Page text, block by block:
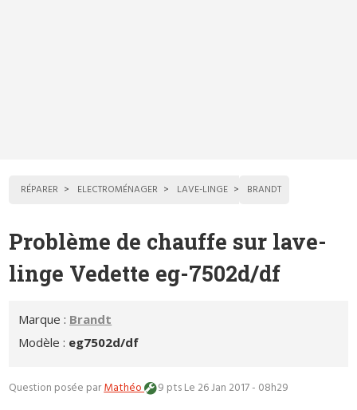
RÉPARER ELECTROMÉNAGER LAVE-LINGE BRANDT
Problème de chauffe sur lave-
linge Vedette eg-7502d/df
Marque : Brandt
Modèle : eg7502d/df
Question posée parMathéo 9 ptsLe 26 Jan 2017 - 08h29